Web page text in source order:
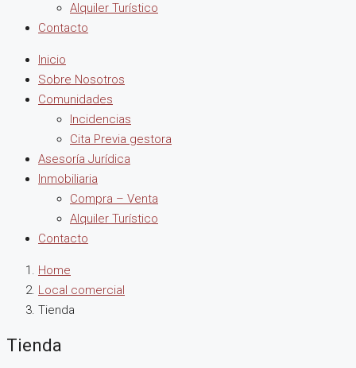
Alquiler Turístico
Contacto
Inicio
Sobre Nosotros
Comunidades
Incidencias
Cita Previa gestora
Asesoría Jurídica
Inmobiliaria
Compra – Venta
Alquiler Turístico
Contacto
Home
Local comercial
Tienda
Tienda